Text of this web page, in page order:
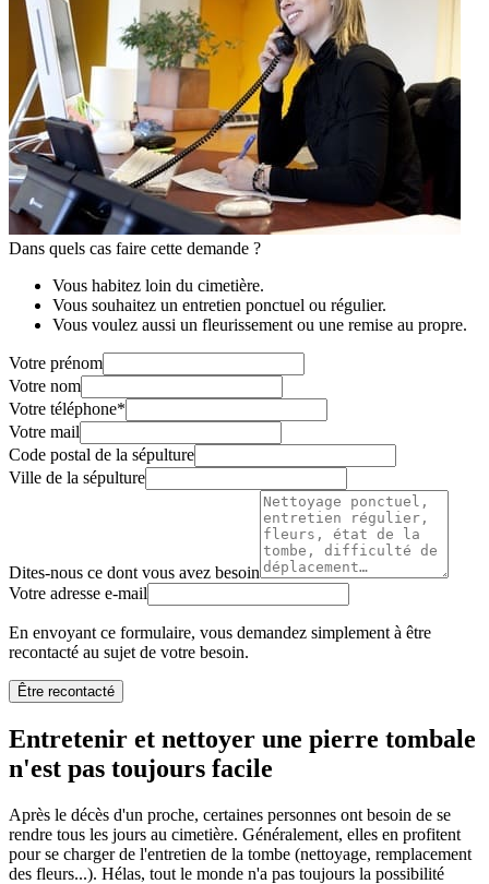
Dans quels cas faire cette demande ?
Vous habitez loin du cimetière.
Vous souhaitez un entretien ponctuel ou régulier.
Vous voulez aussi un fleurissement ou une remise au propre.
Votre prénom
Votre nom
Votre téléphone*
Votre mail
Code postal de la sépulture
Ville de la sépulture
Dites-nous ce dont vous avez besoin
Votre adresse e-mail
En envoyant ce formulaire, vous demandez simplement à être
recontacté au sujet de votre besoin.
Être recontacté
Entretenir et nettoyer une pierre tombale
n'est pas toujours facile
Après le décès d'un proche, certaines personnes ont besoin de se
rendre tous les jours au cimetière. Généralement, elles en profitent
pour se charger de l'entretien de la tombe (nettoyage, remplacement
des fleurs...). Hélas, tout le monde n'a pas toujours la possibilité